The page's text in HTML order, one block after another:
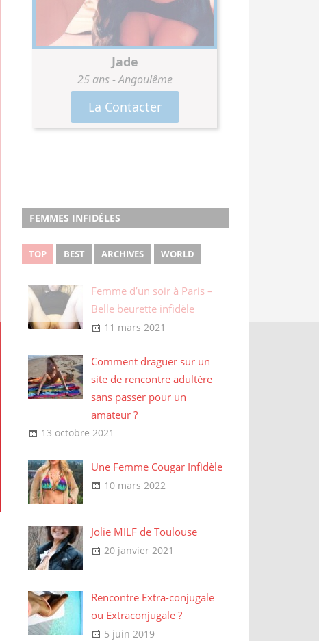
FEMMES INFIDÈLES
TOP BEST ARCHIVES WORLD
Femme d’un soir à Paris –
Belle beurette infidèle
11 mars 2021
Comment draguer sur un
site de rencontre adultère
sans passer pour un
amateur ?
13 octobre 2021
Une Femme Cougar Infidèle
10 mars 2022
Jolie MILF de Toulouse
20 janvier 2021
Rencontre Extra-conjugale
ou Extraconjugale ?
5 juin 2019